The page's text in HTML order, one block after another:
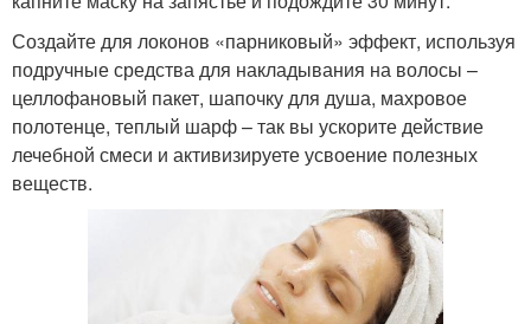
Создайте для локонов «парниковый» эффект, используя
подручные средства для накладывания на волосы –
целлофановый пакет, шапочку для душа, махровое
полотенце, теплый шарф – так вы ускорите действие
лечебной смеси и активизируете усвоение полезных
веществ.